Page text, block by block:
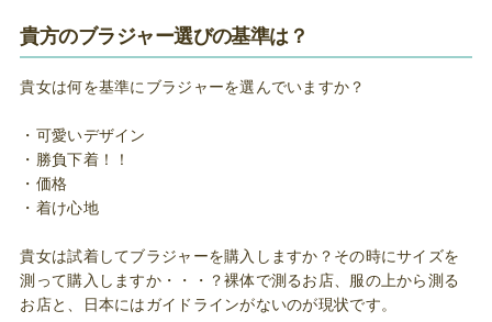
貴方のブラジャー選びの基準は？
貴女は何を基準にブラジャーを選んでいますか？
・可愛いデザイン
・勝負下着！！
・価格
・着け心地
貴女は試着してブラジャーを購入しますか？その時にサイズを
測って購入しますか・・・？裸体で測るお店、服の上から測る
お店と、日本にはガイドラインがないのが現状です。